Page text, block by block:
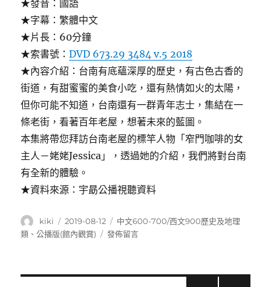
★發音：國語
★字幕：繁體中文
★片長：60分鐘
★索書號：DVD 673.29 3484 v.5 2018
★內容介紹：台南有底蘊深厚的歷史，有古色古香的
街道，有甜蜜蜜的美食小吃，還有熱情如火的太陽，
但你可能不知道，台南還有一群青年志士，集結在一
條老街，看著百年老屋，想著未來的藍圖。
本集將帶您拜訪台南老屋的標竿人物「窄門咖啡的女
主人－姥姥Jessica」，透過她的介紹，我們將對台南
有全新的體驗。
★資料來源：宇勗公播視聽資料
作
者
kiki
發
佈
2019-08-12
分
類
中文600-700/西文900歷史及地理
類 、公播版(館內觀賞)
在
發佈留言